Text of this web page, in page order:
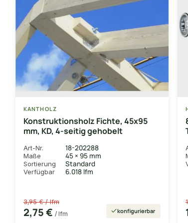
KANTHOLZ
Konstruktionsholz Fichte, 45x95
mm, KD, 4-seitig gehobelt
Art-Nr. 18-202288
Maße 45 × 95 mm
Sortierung Standard
Verfügbar 6.018 lfm
3,95 € / lfm
2,75 € / lfm konfigurierbar